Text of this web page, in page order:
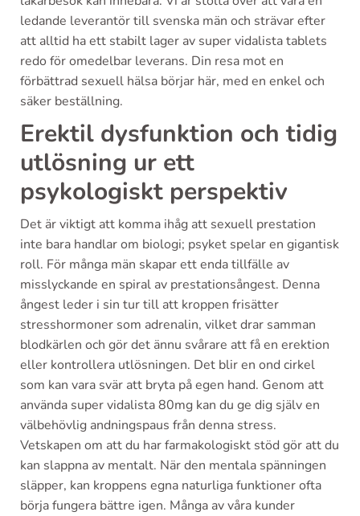
ledande leverantör till svenska män och strävar efter
att alltid ha ett stabilt lager av super vidalista tablets
redo för omedelbar leverans. Din resa mot en
förbättrad sexuell hälsa börjar här, med en enkel och
säker beställning.
Erektil dysfunktion och tidig
utlösning ur ett
psykologiskt perspektiv
Det är viktigt att komma ihåg att sexuell prestation
inte bara handlar om biologi; psyket spelar en gigantisk
roll. För många män skapar ett enda tillfälle av
misslyckande en spiral av prestationsångest. Denna
ångest leder i sin tur till att kroppen frisätter
stresshormoner som adrenalin, vilket drar samman
blodkärlen och gör det ännu svårare att få en erektion
eller kontrollera utlösningen. Det blir en ond cirkel
som kan vara svär att bryta på egen hand. Genom att
använda super vidalista 80mg kan du ge dig själv en
välbehövlig andningspaus från denna stress.
Vetskapen om att du har farmakologiskt stöd gör att du
kan slappna av mentalt. När den mentala spänningen
släpper, kan kroppens egna naturliga funktioner ofta
börja fungera bättre igen. Många av våra kunder